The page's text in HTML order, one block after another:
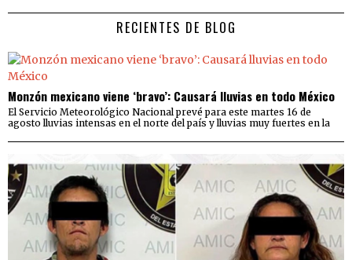
RECIENTES DE BLOG
Monzón mexicano viene ‘bravo’: Causará lluvias en todo México
El Servicio Meteorológico Nacional prevé para este martes 16 de
agosto lluvias intensas en el norte del país y lluvias muy fuertes en la